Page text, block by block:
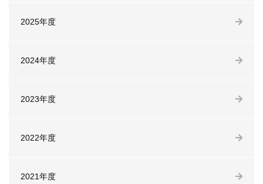
2025年度
2024年度
2023年度
2022年度
2021年度